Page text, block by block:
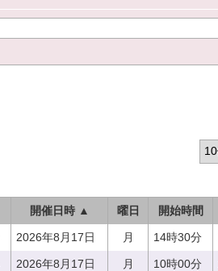
開催日時 ▲ 曜日 開始時間
2026年8月17日 月 14時30分
2026年8月17日 月 10時00分